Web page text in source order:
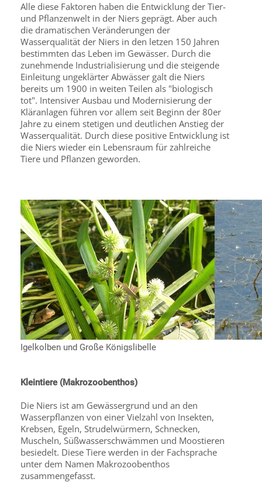
Alle diese Faktoren haben die Entwicklung der Tier-
und Pflanzenwelt in der Niers geprägt. Aber auch
die dramatischen Veränderungen der
Wasserqualität der Niers in den letzen 150 Jahren
bestimmten das Leben im Gewässer. Durch die
zunehmende Industrialisierung und die steigende
Einleitung ungeklärter Abwässer galt die Niers
bereits um 1900 in weiten Teilen als "biologisch
tot". Intensiver Ausbau und Modernisierung der
Kläranlagen führen vor allem seit Beginn der 80er
Jahre zu einem stetigen und deutlichen Anstieg der
Wasserqualität. Durch diese positive Entwicklung ist
die Niers wieder ein Lebensraum für zahlreiche
Tiere und Pflanzen geworden.
Igelkolben und Große Königslibelle
Kleintiere (Makrozoobenthos)
Die Niers ist am Gewässergrund und an den
Wasserpflanzen von einer Vielzahl von Insekten,
Krebsen, Egeln, Strudelwürmern, Schnecken,
Muscheln, Süßwasserschwämmen und Moostieren
besiedelt. Diese Tiere werden in der Fachsprache
unter dem Namen Makrozoobenthos
zusammengefasst.